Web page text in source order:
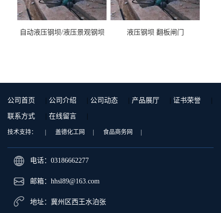
自动液压钢坝/液压景观钢坝 液压钢坝 翻板闸门
公司首页 公司介绍 公司动态 产品展厅 证书荣誉
联系方式 在线留言
技术支持： 盖德化工网 食品商务网
电话：03186662277
邮箱：hhsl89@163.com
地址：冀州区西王水泊张